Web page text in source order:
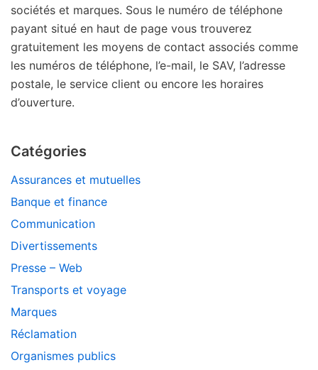
sociétés et marques. Sous le numéro de téléphone
payant situé en haut de page vous trouverez
gratuitement les moyens de contact associés comme
les numéros de téléphone, l’e-mail, le SAV, l’adresse
postale, le service client ou encore les horaires
d’ouverture.
Catégories
Assurances et mutuelles
Banque et finance
Communication
Divertissements
Presse – Web
Transports et voyage
Marques
Réclamation
Organismes publics